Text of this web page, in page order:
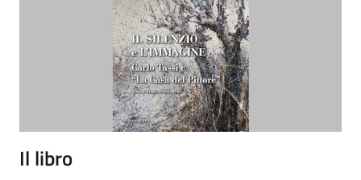
Il libro